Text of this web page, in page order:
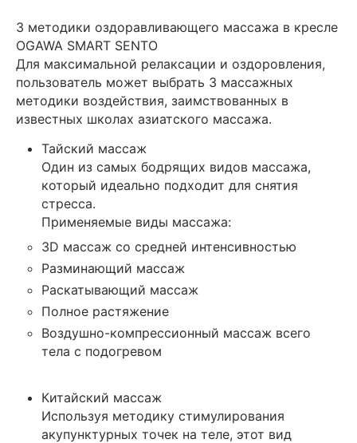
3 методики оздоравливающего массажа в кресле
OGAWA SMART SENTO
Для максимальной релаксации и оздоровления,
пользователь может выбрать 3 массажных
методики воздействия, заимствованных в
известных школах азиатского массажа.
Тайский массаж
Один из самых бодрящих видов массажа,
который идеально подходит для снятия
стресса.
Применяемые виды массажа:
3D массаж со средней интенсивностью
Разминающий массаж
Раскатывающий массаж
Полное растяжение
Воздушно-компрессионный массаж всего
тела с подогревом
Китайский массаж
Используя методику стимулирования
акупунктурных точек на теле, этот вид